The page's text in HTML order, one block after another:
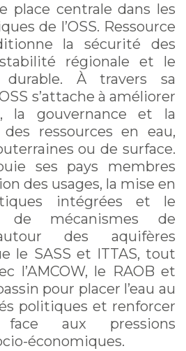
place centrale dans les
de l’OSS. Ressource
la sécurité des
régionale et le
durable. À travers sa
s’attache à améliorer
la gouvernance et la
ressources en eau,
ou de surface.
ses pays membres
des usages, la mise en
intégrées et le
de mécanismes de
des aquifères
le SASS et ITTAS, tout
l’AMCOW, le RAOB et
pour placer l’eau au
politiques et renforcer
aux pressions
économiques.